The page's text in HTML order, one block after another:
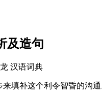
及造句
汉语词典
填补这个利令智昏的沟